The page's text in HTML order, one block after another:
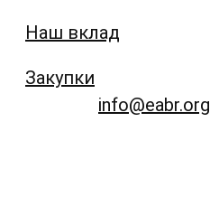
Наш вклад
Закупки
info@eabr.org